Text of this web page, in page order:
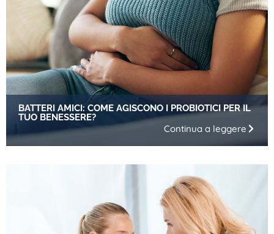
BATTERI AMICI: COME AGISCONO I PROBIOTICI PER IL
TUO BENESSERE?
Continua a leggere